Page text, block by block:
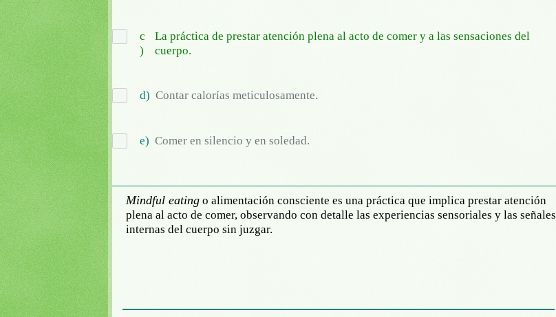
c
)
La práctica de prestar atención plena al acto de comer y a las sensaciones del
cuerpo.
d) Contar calorías meticulosamente.
e) Comer en silencio y en soledad.
Mindful eating o alimentación consciente es una práctica que implica prestar atención
plena al acto de comer, observando con detalle las experiencias sensoriales y las señales
internas del cuerpo sin juzgar.